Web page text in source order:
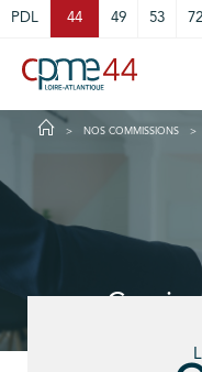
PDL 44 49 53 72
NOS COMMISSIONS
Cookies management